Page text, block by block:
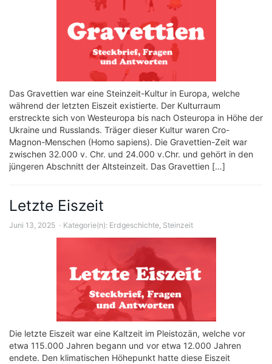
Das Gravettien war eine Steinzeit-Kultur in Europa, welche
während der letzten Eiszeit existierte. Der Kulturraum
erstreckte sich von Westeuropa bis nach Osteuropa in Höhe der
Ukraine und Russlands. Träger dieser Kultur waren Cro-
Magnon-Menschen (Homo sapiens). Die Gravettien-Zeit war
zwischen 32.000 v. Chr. und 24.000 v.Chr. und gehört in den
jüngeren Abschnitt der Altsteinzeit. Das Gravettien […]
Letzte Eiszeit
Juni 13, 2025 Kategorie(n): Erdgeschichte, Steinzeit
Die letzte Eiszeit war eine Kaltzeit im Pleistozän, welche vor
etwa 115.000 Jahren begann und vor etwa 12.000 Jahren
endete. Den klimatischen Höhepunkt hatte diese Eiszeit